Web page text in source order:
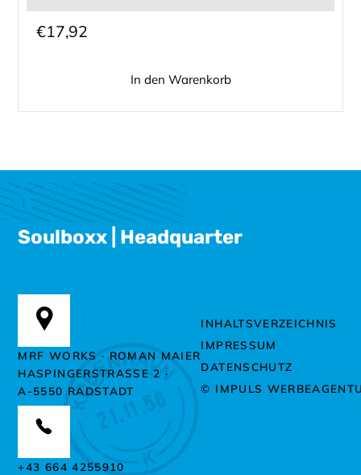
€17,92
In den Warenkorb
Soulboxx | Headquarter
MRF WORKS · ROMAN MAIER
HASPINGERSTRASSE 2 ·
A-5550 RADSTADT
+43 664 4255910
INHALTSVERZEICHNIS
IMPRESSUM
DATENSCHUTZ
© IMPULS